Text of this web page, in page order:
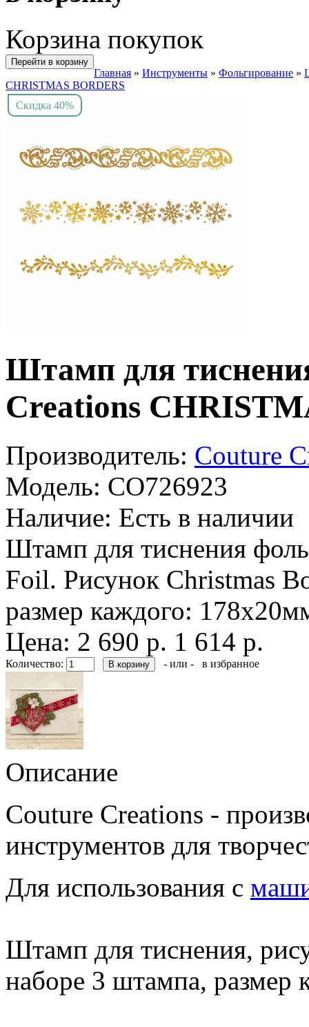
Корзина покупок
Перейти в корзину
Главная » Инструменты » Фольгирование »
CHRISTMAS BORDERS
Скидка 40%
Штамп для
Creations
Производитель: Couture
Модель: CO726923
Наличие: Есть в наличии
Штамп для тиснения
Foil. Рисунок Christmas
размер каждого:
Цена: 2 690 р. 1 614 р.
Количество: - или - в избранное
Описание
Couture Creations -
инструментов для
Для использования с
Штамп для тиснения,
наборе 3 штампа, размер